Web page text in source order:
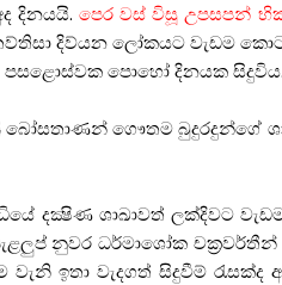
දිනයයි. පෙර වස් ‌විසූ උපසපන්
දිව්යනලෝකයටවැඩම
පසළොස්වක පොහෝ දිනයක සිදුවිය.
බෝසතාණන් ගෞතම බුදුරදුන්ගේ
දක්ෂිණ ශාඛාවත් ලක්දිවට
නුවර ධර්මාශෝක චක්රවර්තීන්
වැනි ඉතා වැදගත් සිදුවීම් රැසක්ද